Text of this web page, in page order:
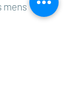
mens